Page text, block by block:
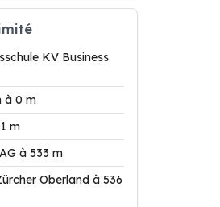
KV Business
à 0 m
m
à 533 m
Oberland à 536